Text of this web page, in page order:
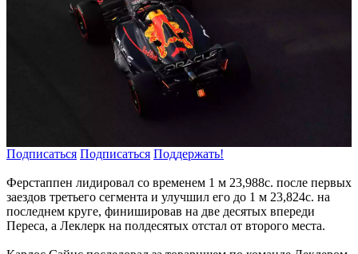
Подписаться Подписаться Поддержать!
Ферстаппен лидировал со временем 1 м 23,988с. после первых
заездов третьего сегмента и улучшил его до 1 м 23,824с. на
последнем круге, финишировав на две десятых впереди
Переса, а Леклерк на полдесятых отстал от второго места.